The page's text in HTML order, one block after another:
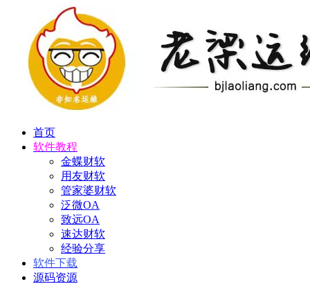
首页
软件教程
金蝶财软
用友财软
管家婆财软
泛微OA
致远OA
速达财软
经验分享
软件下载
源码资源